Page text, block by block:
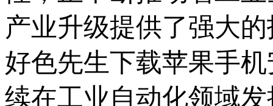
产业升级提供了强大的
好色先生下载苹果手机
续在工业自动化领域发